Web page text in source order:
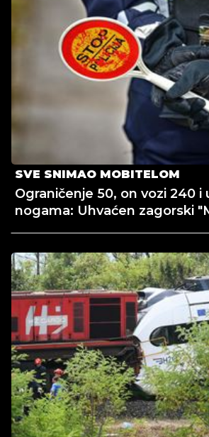
SVE SNIMAO MOBITELOM
Ograničenje 50, on vozi 240 i
nogama: Uhvaćen zagorski